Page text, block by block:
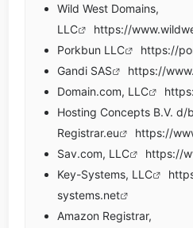
Wild West Domains,
LLC
https://
Porkbun LLC
https://
Gandi SAS
https://
Domain.com, LLC
Hosting Concepts B.V. d/
Registrar.eu
https://
Sav.com, LLC
https://
Key-Systems, LLC
systems.net
Amazon Registrar,